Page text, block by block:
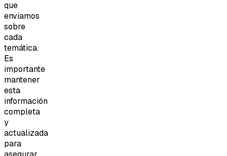
que
enviamos
sobre
cada
temática.
Es
importante
mantener
esta
información
completa
y
actualizada
para